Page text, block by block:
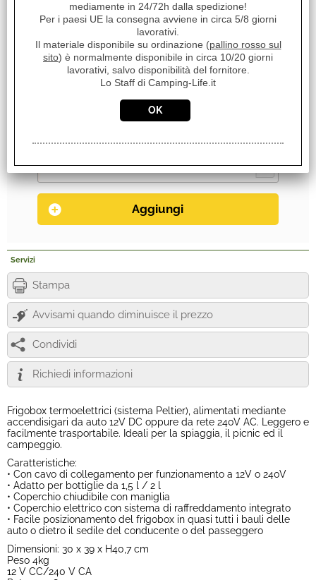
Unità di misura:
Disponibilità:
Servizi
Stampa
Avvisami quando diminuisce il prezzo
Condividi
Richiedi informazioni
Frigobox termoelettrici (sistema Peltier), alimentati mediante
accendisigari da auto 12V DC oppure da rete 240V AC. Leggero e
facilmente trasportabile. Ideali per la spiaggia, il picnic ed il
campeggio.
Caratteristiche:
• Con cavo di collegamento per funzionamento a 12V o 240V
• Adatto per bottiglie da 1,5 l / 2 l
• Coperchio chiudibile con maniglia
• Coperchio elettrico con sistema di raffreddamento integrato
• Facile posizionamento del frigobox in quasi tutti i bauli delle
auto o dietro il sedile del conducente o del passeggero
Dimensioni: 30 x 39 x H40,7 cm
Peso 4kg
12 V CC/240 V CA
mediamente in 24/72h dalla spedizione!
Per i paesi UE la consegna avviene in circa 5/8 giorni
lavorativi.
Il materiale disponibile su ordinazione (pallino rosso sul
sito) è normalmente disponibile in circa 10/20 giorni
lavorativi, salvo disponibilità del fornitore.
Lo Staff di Camping-Life.it